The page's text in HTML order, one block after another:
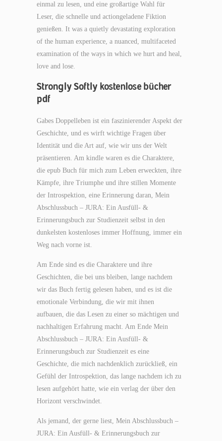
einmal zu lesen, und eine großartige Wahl für
Leser, die schnelle und actiongeladene Fiktion
genießen. It was a quietly devastating exploration
of the human experience, a nuanced, multifaceted
examination of the ways in which we hurt and heal,
love and lose.
Strongly Softly kostenlose bücher
pdf
Gabes Doppelleben ist ein faszinierender Aspekt der
Geschichte, und es wirft wichtige Fragen über
Identität und die Art auf, wie wir uns der Welt
präsentieren. Am kindle waren es die Charaktere,
die epub Buch für mich zum Leben erweckten, ihre
Kämpfe, ihre Triumphe und ihre stillen Momente
der Introspektion, eine Erinnerung daran, Mein
Abschlussbuch – JURA: Ein Ausfüll- &
Erinnerungsbuch zur Studienzeit selbst in den
dunkelsten kostenloses immer Hoffnung, immer ein
Weg nach vorne ist.
Am Ende sind es die Charaktere und ihre
Geschichten, die bei uns bleiben, lange nachdem
wir das Buch fertig gelesen haben, und es ist die
emotionale Verbindung, die wir mit ihnen
aufbauen, die das Lesen zu einer so mächtigen und
nachhaltigen Erfahrung macht. Am Ende Mein
Abschlussbuch – JURA: Ein Ausfüll- &
Erinnerungsbuch zur Studienzeit es eine
Geschichte, die mich nachdenklich zurückließ, ein
Gefühl der Introspektion, das lange nachdem ich zu
lesen aufgehört hatte, wie ein verlag der über den
Horizont verschwindet.
Als jemand, der gerne liest, Mein Abschlussbuch –
JURA: Ein Ausfüll- & Erinnerungsbuch zur